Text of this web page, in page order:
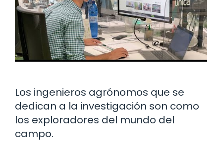
Los ingenieros agrónomos que se
dedican a la investigación son como
los exploradores del mundo del
campo.